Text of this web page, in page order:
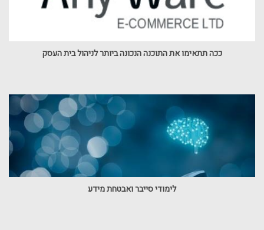
ככה תתאימו את התוכנה הנכונה ביותר לניהול בית העסק
לימודי סייבר ואבטחת מידע